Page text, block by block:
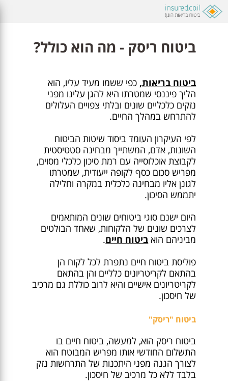
ביטוח ריסק - מה הוא כולל?
ביטוח בריאות, כפי ששמו מעיד עליו, הוא
הליך פיננסי שמטרתו היא להגן עלינו מפני
נזקים כלכליים שונים ובלתי צפויים העלולים
להתרחש במהלך החיים.
לפי העיקרון העומד ביסוד שיטות הביטוח
השונות, אדם, המשתייך מבחינה סטטיסטית
לקבוצת אוכלוסייה עם רמת סיכון כלכלי מסוים,
מפריש סכום כסף לקופה ייעודית, שמטרתו
לגונן אליו מבחינה כלכלית במקרה וחלילה
יתממש הסיכון.
היום ישנם סוגי ביטוחים שונים המותאמים
לצרכים שונים של הלקוחות, שאחד הבולטים
מביניהם הוא ביטוח חיים.
פוליסת ביטוח חיים נתפרת לכל לקוח הן
בהתאם לקריטריונים כלליים והן בהתאם
לקריטריונים אישיים והיא לרוב כוללת גם מרכיב
של חיסכון.
ביטוח "ריסק"
ביטוח ריסק הוא, למעשה, ביטוח חיים בו
התשלום החודשי אותו מפריש המבוטח הוא
לצורך הגנה מפני היתכנות של התרחשות נזק
בלבד ללא כל מרכיב של חיסכון.